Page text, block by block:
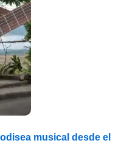
musical desde el